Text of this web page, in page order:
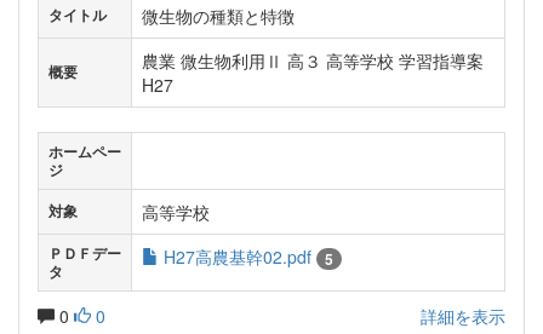
タイトル 微生物の種類と特徴
概要
農業 微生物利用Ⅱ 高３ 高等学校 学習指導案
H27
ホームペー
ジ
対象
高等学校
ＰＤＦデー
タ
H27高農基幹02.pdf 5
0 0 詳細を表示